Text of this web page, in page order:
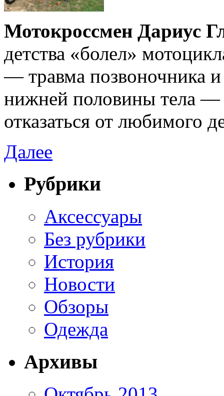
Мотокроссмен Дариус
детства «болел»
— травма позвоночника
нижней половины тела —
отказаться от любимого
Далее
Рубрики
Аксессуары
Без рубрики
История
Новости
Обзоры
Одежда
Архивы